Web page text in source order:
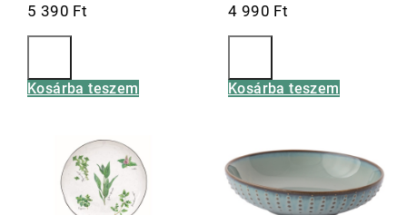
5 390 Ft
Kosárba teszem
4 990 Ft
Kosárba teszem